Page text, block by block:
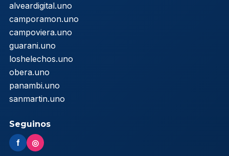
alveardigital.uno
camporamon.uno
campoviera.uno
guarani.uno
loshelechos.uno
obera.uno
panambi.uno
sanmartin.uno
Seguinos
f ◎